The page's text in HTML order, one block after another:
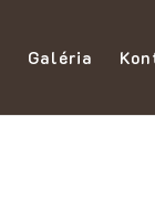
Galéria